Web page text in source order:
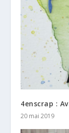
4enscrap :
20 mai 2019